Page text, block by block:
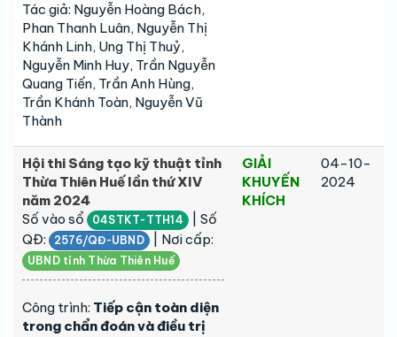
Tác giả: Nguyễn Hoàng Bách,
Phan Thanh Luân, Nguyễn Thị
Khánh Linh, Ung Thị Thuỷ,
Nguyễn Minh Huy, Trần Nguyễn
Quang Tiến, Trần Anh Hùng,
Trần Khánh Toàn, Nguyễn Vũ
Thành
Hội thi Sáng tạo kỹ thuật tỉnh
Thừa Thiên Huế lần thứ XIV
năm 2024
Số vào sổ
04STKT-TTH14 | Số
QĐ:
2576/QĐ-UBND | Nơi cấp:
UBND tỉnh Thừa Thiên Huế
Công trình: Tiếp cận toàn diện
trong chẩn đoán và điều trị
GIẢI
KHUYẾN
KHÍCH
04-10-
2024